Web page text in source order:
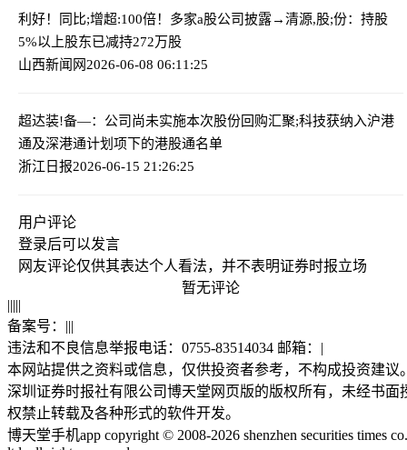
利好！同比;增超:100倍！多家a股公司披露→清源,股;份：持股
5%以上股东已减持272万股
山西新闻网2026-06-08 06:11:25
超达装!备—：公司尚未实施本次股份回购汇聚;科技获纳入沪港
通及深港通计划项下的港股通名单
浙江日报2026-06-15 21:26:25
用户评论
登录后可以发言
网友评论仅供其表达个人看法，并不表明证券时报立场
暂无评论
|||||
备案号： |||
违法和不良信息举报电话：0755-83514034 邮箱： |
本网站提供之资料或信息，仅供投资者参考，不构成投资建议
深圳证券时报社有限公司博天堂网页版的版权所有，未经书面
权禁止转载及各种形式的软件开发。
博天堂手机app copyright © 2008-2026 shenzhen securities times